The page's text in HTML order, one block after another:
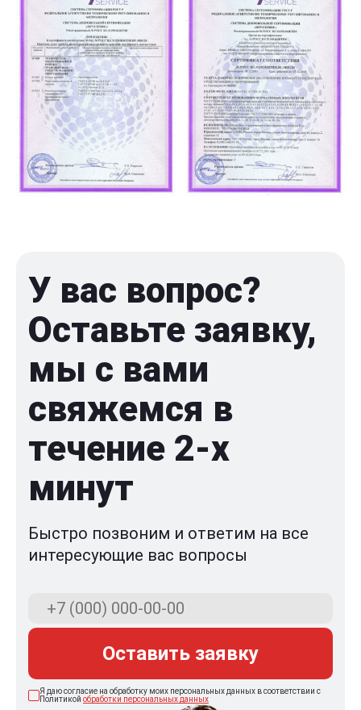
У вас вопрос?
Оставьте заявку,
мы с вами
свяжемся в
течение 2-x
минут
Быстро позвоним и ответим на все
интересующие вас вопросы
Оставить заявку
Я даю согласие на обработку моих персональных данных в соответствии с
Политикой обработки персональных данных